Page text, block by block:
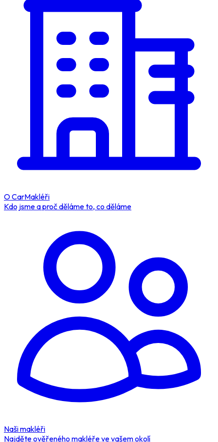
O CarMakléři
Kdo jsme a proč děláme to, co děláme
Naši makléři
Najděte ověřeného makléře ve vašem okolí